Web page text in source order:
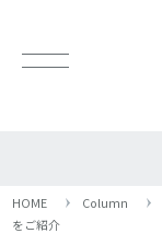
HOME Column
をご紹介